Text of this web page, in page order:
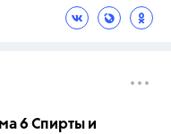
6 Спирты и